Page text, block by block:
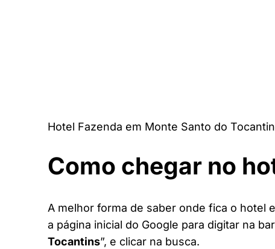
Hotel Fazenda em Monte Santo do
Como chegar no
A melhor forma de saber onde fica o hotel
a página inicial do Google para digitar na
Tocantins”, e clicar na busca.